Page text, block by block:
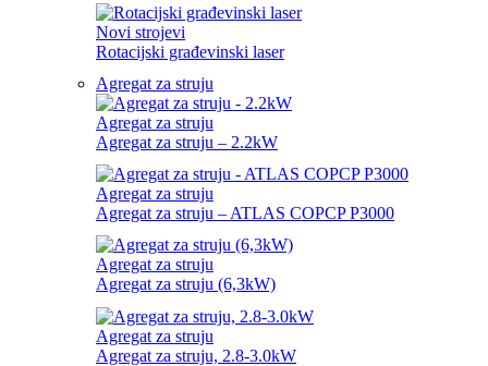
Novi strojevi
Rotacijski građevinski laser
Agregat za struju
Agregat za struju
Agregat za struju – 2.2kW
Agregat za struju
Agregat za struju – ATLAS COPCP P3000
Agregat za struju
Agregat za struju (6,3kW)
Agregat za struju
Agregat za struju, 2.8-3.0kW